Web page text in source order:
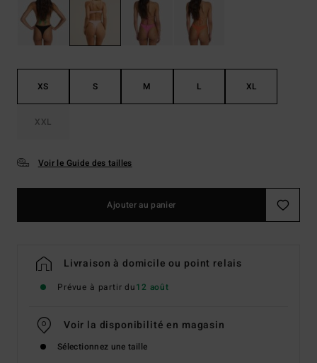
XS S M L XL
XXL
Voir le Guide des tailles
Ajouter au panier
Livraison à domicile ou point relais
Prévue à partir du12 août
Voir la disponibilité en magasin
Sélectionnez une taille